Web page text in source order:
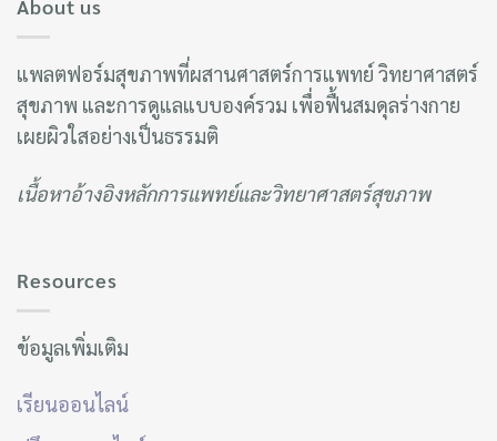
About us
แพลตฟอร์มสุขภาพที่ผสานศาสตร์การแพทย์ วิทยาศาสตร์
สุขภาพ และการดูแลแบบองค์รวม เพื่อฟื้นสมดุลร่างกาย
เผยผิวใสอย่างเป็นธรรมติ
เนื้อหาอ้างอิงหลักการแพทย์และวิทยาศาสตร์สุขภาพ
Resources
ข้อมูลเพิ่มเติม
เรียนออนไลน์